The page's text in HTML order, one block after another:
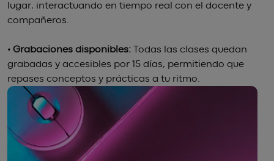
lugar, interactuando en tiempo real con el docente y
compañeros.
• Grabaciones disponibles: Todas las clases quedan
grabadas y accesibles por 15 días, permitiendo que
repases conceptos y prácticas a tu ritmo.